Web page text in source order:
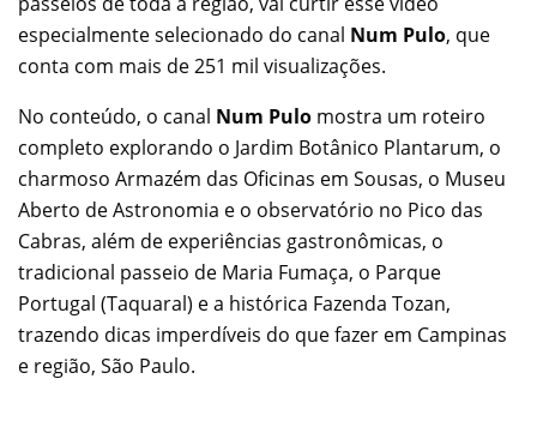
especialmente selecionado do canal Num Pulo, que
conta com mais de 251 mil visualizações.
No conteúdo, o canal Num Pulo mostra um roteiro
completo explorando o Jardim Botânico Plantarum, o
charmoso Armazém das Oficinas em Sousas, o Museu
Aberto de Astronomia e o observatório no Pico das
Cabras, além de experiências gastronômicas, o
tradicional passeio de Maria Fumaça, o Parque
Portugal (Taquaral) e a histórica Fazenda Tozan,
trazendo dicas imperdíveis do que fazer em Campinas
e região, São Paulo.